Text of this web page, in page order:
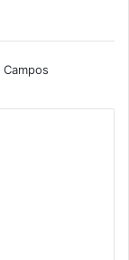
Campos